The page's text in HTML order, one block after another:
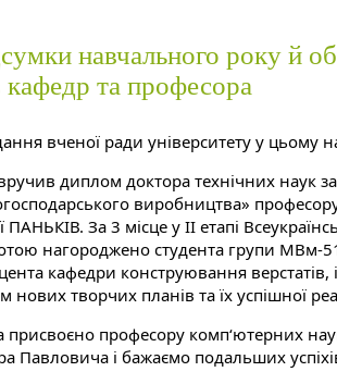
навчального року й
кафедр та професора
вченої ради університету у цьому
диплом доктора технічних наук за
виробництва»
За 3 місце у ІІ етапі
нагороджено студента групи МВм-
кафедри конструювання верстатів,
творчих планів та їх успішної
професору комп‘ютерних
і бажаємо подальших